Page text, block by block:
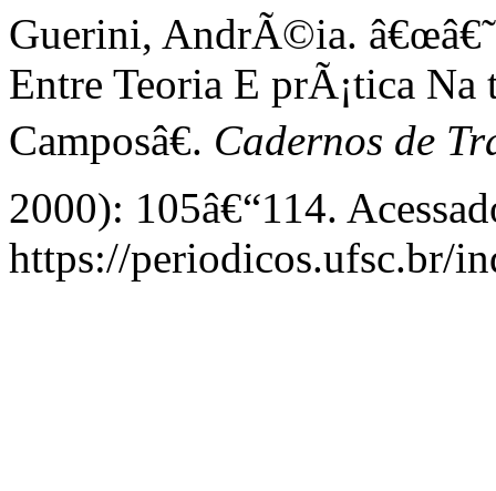
Guerini, AndrÃ©ia.
Entre Teoria E prÃ¡tica
Camposâ€. Cadernos de
2000): 105â€“114.
https://periodicos.ufsc.br/